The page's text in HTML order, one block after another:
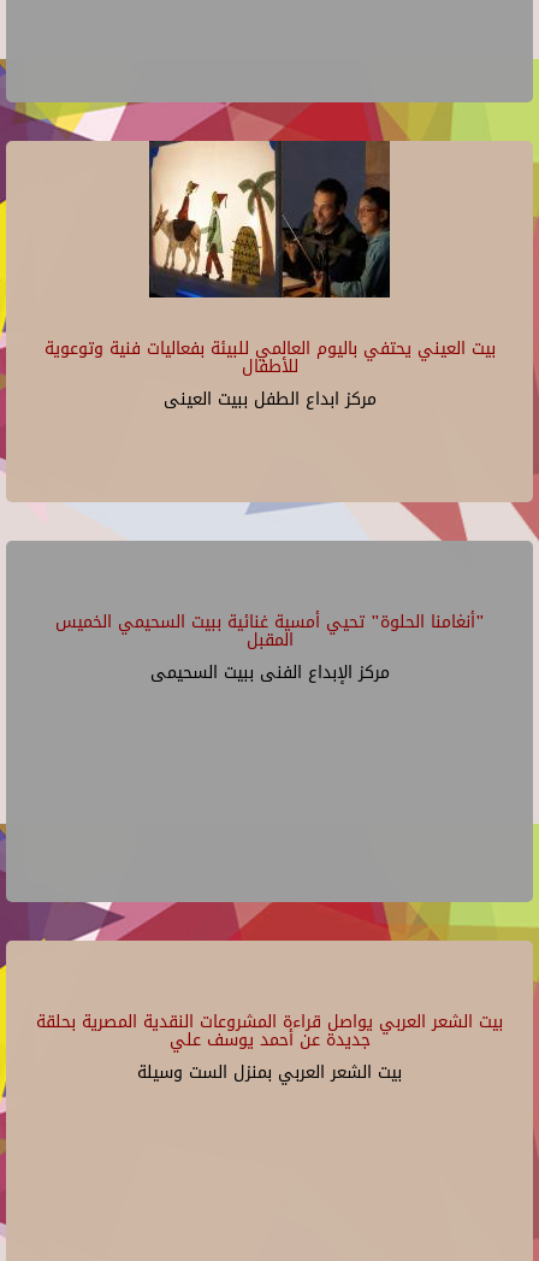
بيت العيني يحتفي باليوم العالمي للبيئة بفعاليات فنية وتوعوية
للأطفال
مركز ابداع الطفل ببيت العينى
"أنغامنا الحلوة" تحيي أمسية غنائية ببيت السحيمي الخميس
المقبل
مركز الإبداع الفنى ببيت السحيمى
بيت الشعر العربي يواصل قراءة المشروعات النقدية المصرية بحلقة
جديدة عن أحمد يوسف علي
بيت الشعر العربي بمنزل الست وسيلة